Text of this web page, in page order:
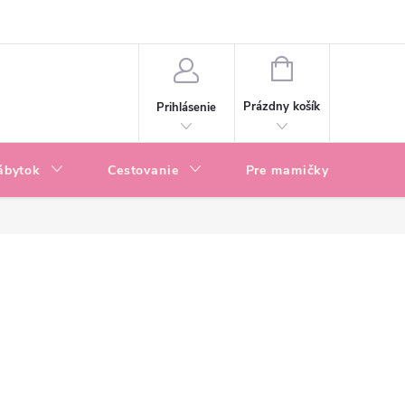
Prihlásenie
NÁKUPNÝ
Prázdny košík
Cestovanie Pre mamičky